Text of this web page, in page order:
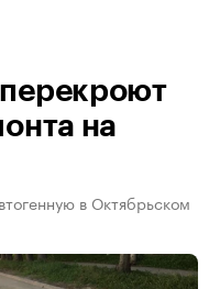
на
в Октябрьском